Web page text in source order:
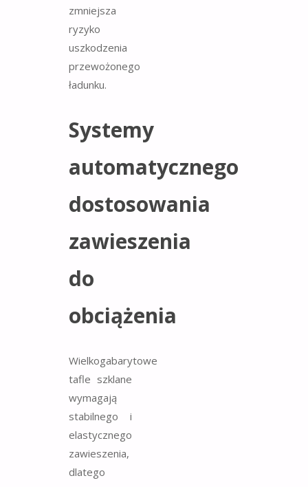
zmniejsza
ryzyko
uszkodzenia
przewożonego
ładunku.
Systemy
automatycznego
dostosowania
zawieszenia
do
obciążenia
Wielkogabarytowe
tafle szklane
wymagają
stabilnego i
elastycznego
zawieszenia,
dlatego